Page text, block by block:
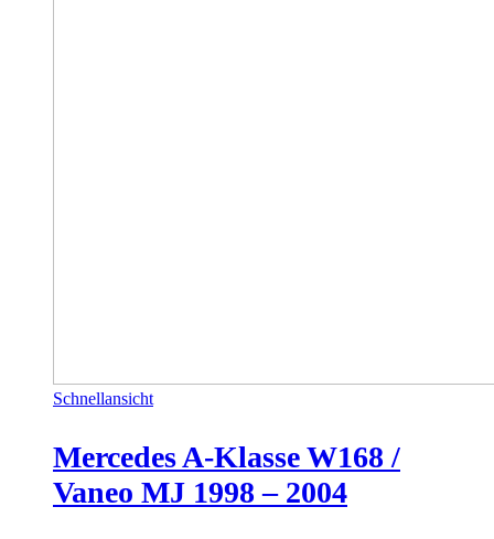
Schnellansicht
Mercedes A-Klasse W168 /
Vaneo MJ 1998 – 2004